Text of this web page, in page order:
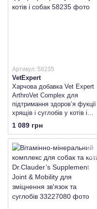
Артикул: 58235
VetExpert
Харчова добавка Vet Expert
ArthroVet Complex для
підтримання здоров’я фукції
хрящів і суглобів у котів і
собак
1 089 грн